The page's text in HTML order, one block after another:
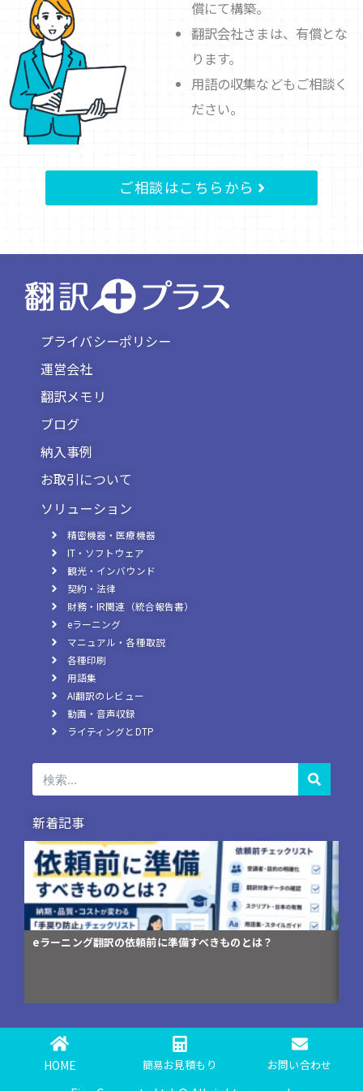
償にて構築。
翻訳会社さまは、有償とな
ります。
用語の収集などもご相談く
ださい。
ご相談はこちらから
プライバシーポリシー
運営会社
翻訳メモリ
ブログ
納入事例
お取引について
ソリューション
精密機器・医療機器
IT・ソフトウェア
観光・インバウンド
契約・法律
財務・IR関連（統合報告書）
eラーニング
マニュアル・各種取説
各種印刷
用語集
AI翻訳のレビュー
動画・音声収録
ライティングとDTP
検
索
新着記事
コンプライアンス研修資料の英訳が「伝わらない」3つの理由
HOME 簡易お見積もり お問い合わせ